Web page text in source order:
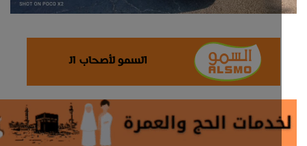
الطقس
العالمية
منصة حرة